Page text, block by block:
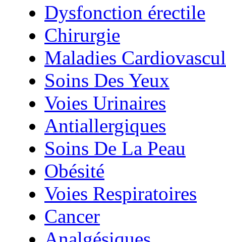
Dysfonction érectile
Chirurgie
Maladies
Soins Des Yeux
Voies Urinaires
Antiallergiques
Soins De La Peau
Obésité
Voies Respiratoires
Cancer